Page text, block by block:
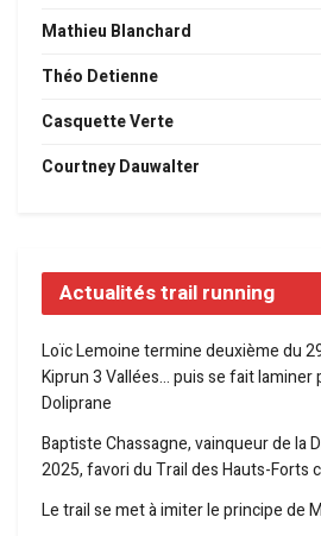
Mathieu Blanchard
Théo Detienne
Casquette Verte
Courtney Dauwalter
Actualités trail running
Loïc Lemoine termine deuxième du
Kiprun 3 Vallées… puis se fait laminer
Doliprane
Baptiste Chassagne, vainqueur de la
2025, favori du Trail des Hauts-Forts
Le trail se met à imiter le principe de